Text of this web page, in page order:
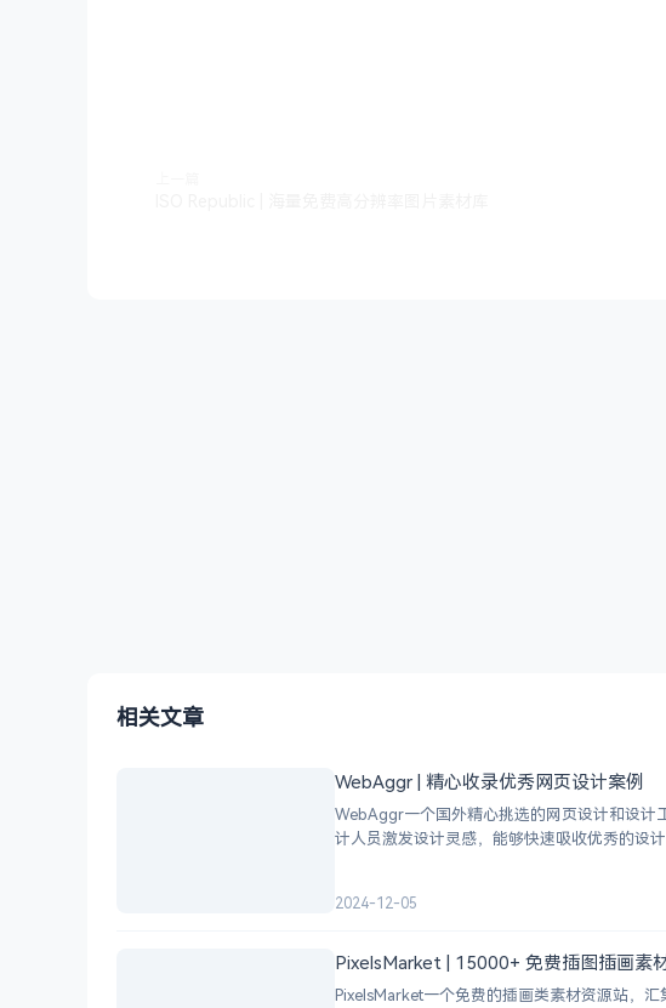
相关文章
WebAggr | 精心收录优秀网页设计案例
WebAggr一个国外精心挑选的网页设计和设计
计人员激发设计灵感，能够快速吸收优秀的设
2024-12-05
PixelsMarket | 15000+ 免费插图插画素
PixelsMarket一个免费的插画类素材资源站，